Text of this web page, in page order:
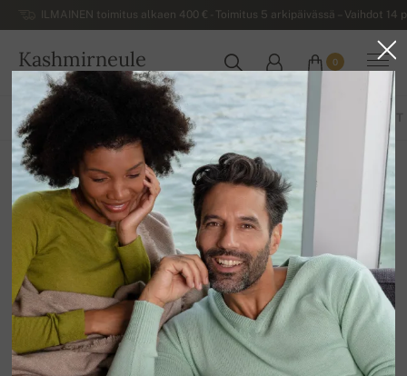
ILMAINEN toimitus alkaen 400 € - Toimitus 5 arkipäivässä – Vaihdot
Kashmirneule
SUOMI
0
Pashminat
12 Lajittele Suodatin
KAIKKI TUOTTEET PASHMINAT KAULURIT